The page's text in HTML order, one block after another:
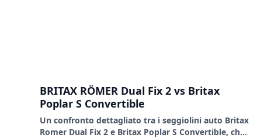
BRITAX RÖMER Dual Fix 2 vs Britax
Poplar S Convertible
Un confronto dettagliato tra i seggiolini auto Britax
Romer Dual Fix 2 e Britax Poplar S Convertible, che